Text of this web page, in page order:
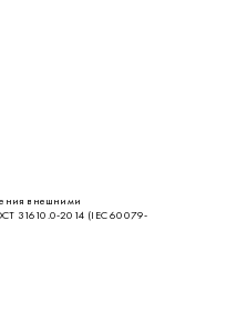
внешними
31610.0-2014 (IEC 60079-